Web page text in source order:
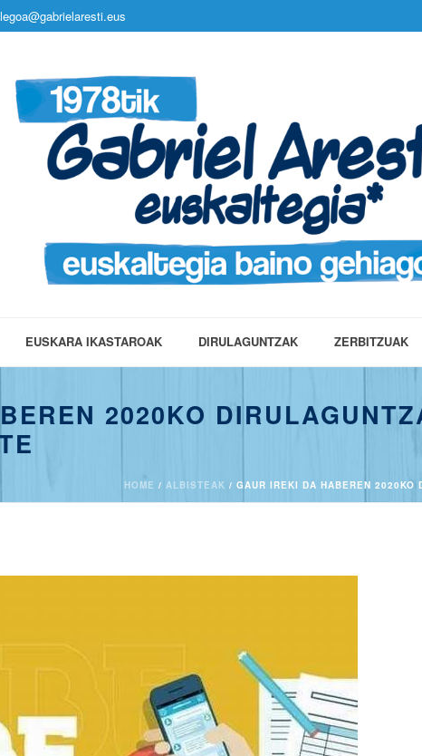
EUSKARA IKASTAROAK DIRULAGUNTZAK ZERBITZUAK
2020KO
HOME / ALBISTEAK / GAUR IREKI DA HABEREN 2020KO